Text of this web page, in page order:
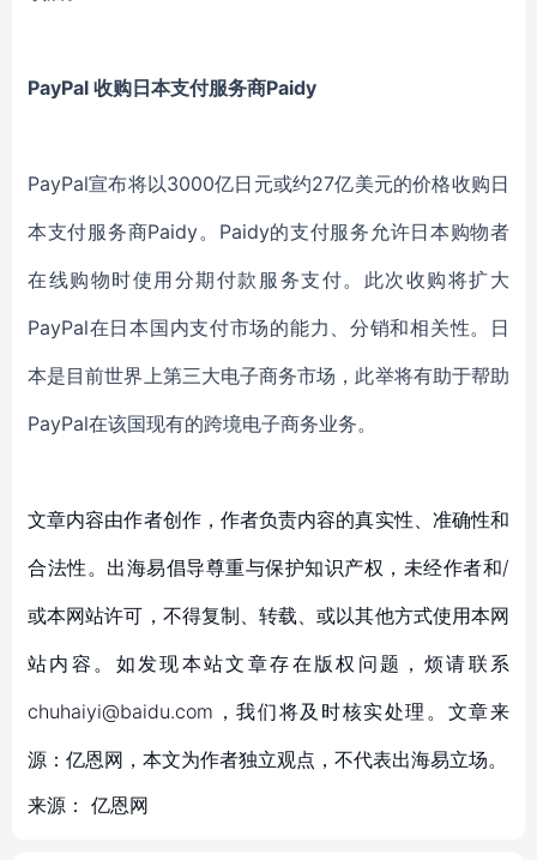
PayPal 收购日本支付服务商Paidy
PayPal宣布将以3000亿日元或约27亿美元的价格收购日
本支付服务商Paidy。 Paidy的支付服务允许日本购物者
在线购物时使用分期付款服务支付。 此次收购将扩大
PayPal在日本国内支付市场的能力、分销和相关性。 日
本是目前世界上第三大电子商务市场， 此举将有助于帮助
PayPal在该国现有的跨境电子商务业务。
文章内容由作者创作，作者负责内容的真实性、准确性和
合法性。出海易倡导尊重与保护知识产权，未经作者和/
或本网站许可，不得复制、转载、或以其他方式使用本网
站内容。如发现本站文章存在版权问题，烦请联系
chuhaiyi@baidu.com，我们将及时核实处理。文章来
源：亿恩网，本文为作者独立观点，不代表出海易立场。
来源： 亿恩网